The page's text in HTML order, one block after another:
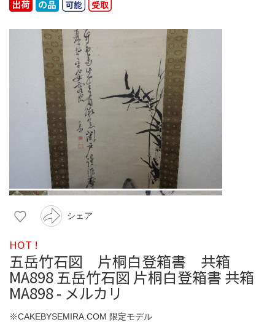
シェア
HOT !
五岳竹石図 片桐白登箱書 共箱
MA898 五岳竹石図 片桐白登箱書 共箱
MA898 - メルカリ
※CAKEBYSEMIRA.COM 限定モデル